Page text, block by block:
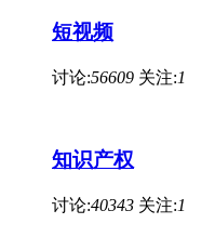
短视频
讨论:56609 关注:1
知识产权
讨论:40343 关注:1